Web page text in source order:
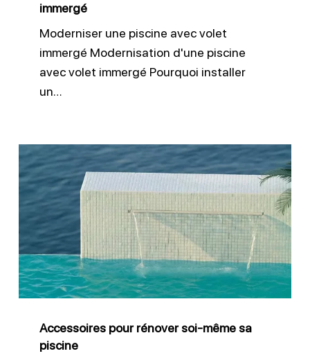
immergé
Moderniser une piscine avec volet
immergé Modernisation d'une piscine
avec volet immergé Pourquoi installer
un…
Accessoires
pour
rénover
soi-
même
sa
piscine
Accessoires pour rénover soi-même sa
piscine